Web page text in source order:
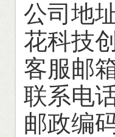
公司地
花科技
客服邮
联系电
邮政编